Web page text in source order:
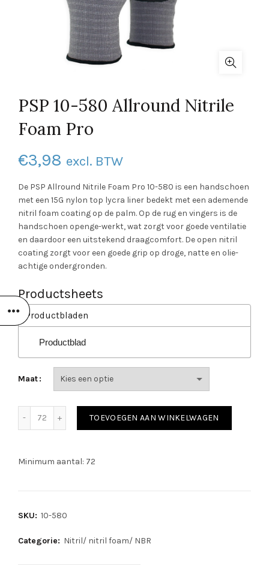
PSP 10-580 Allround Nitrile
Foam Pro
€3,98 excl. BTW
De PSP Allround Nitrile Foam Pro 10-580 is een handschoen
met een 15G nylon top lycra liner bedekt met een ademende
nitril foam coating op de palm. Op de rug en vingers is de
handschoen openge-werkt, wat zorgt voor goede ventilatie
en daardoor een uitstekend draagcomfort. De open nitril
coating zorgt voor een goede grip op droge, natte en olie-
achtige ondergronden.
Productsheets
Productbladen
Productblad
Maat
TOEVOEGEN AAN WINKELWAGEN
Minimum aantal: 72
SKU: 10-580
Categorie: Nitril/ nitril foam/ NBR